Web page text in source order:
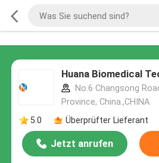
Huana Biomedical
No.6 Changsong
Province, China.,CHINA
5.0
Überprüfter Lieferant
Jetzt anrufen